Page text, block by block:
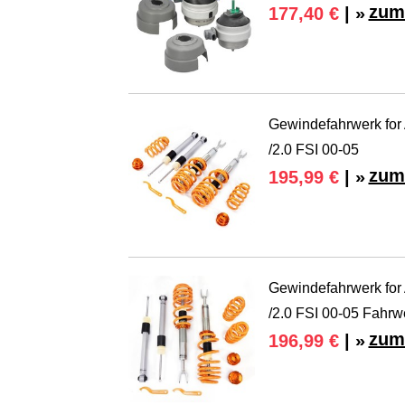
177,40 €| »
Gewindefahrwerk
/2.0 FSI 00-05
195,99 €| »
Gewindefahrwerk
/2.0 FSI 00-05
196,99 €| »